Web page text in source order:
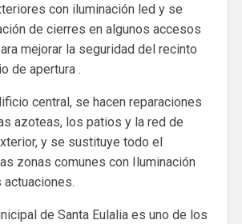
con iluminación led y se
de cierres en algunos accesos
mejorar la seguridad del recinto
de apertura .
central, se hacen reparaciones
azoteas, los patios y la red de
y se sustituye todo el
zonas comunes con Iluminación
actuaciones.
de Santa Eulalia es uno de los